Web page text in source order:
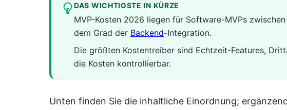
DAS WICHTIGSTE IN KÜRZE
MVP-Kosten 2026 liegen für Software-MVPs
dem Grad der Backend-Integration.
Die größten Kostentreiber sind Echtzeit-Features,
die Kosten kontrollierbar.
Unten finden Sie die inhaltliche Einordnung;